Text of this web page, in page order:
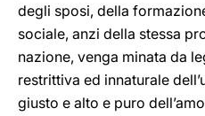
degli sposi, della
sociale, anzi della stessa
nazione, venga minata da
restrittiva ed innaturale
giusto e alto e puro